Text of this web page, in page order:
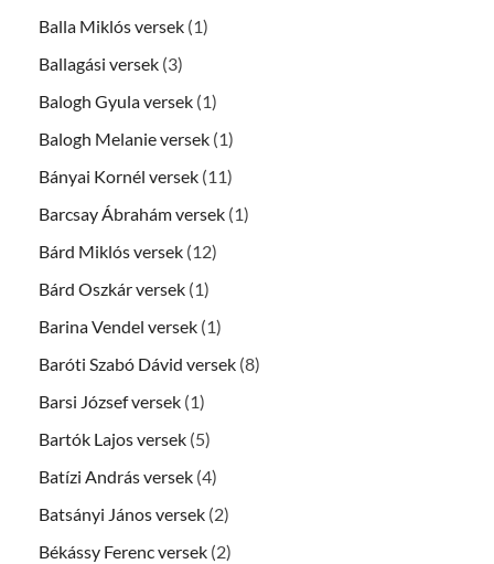
Balla Miklós versek (1)
Ballagási versek (3)
Balogh Gyula versek (1)
Balogh Melanie versek (1)
Bányai Kornél versek (11)
Barcsay Ábrahám versek (1)
Bárd Miklós versek (12)
Bárd Oszkár versek (1)
Barina Vendel versek (1)
Baróti Szabó Dávid versek (8)
Barsi József versek (1)
Bartók Lajos versek (5)
Batízi András versek (4)
Batsányi János versek (2)
Békássy Ferenc versek (2)